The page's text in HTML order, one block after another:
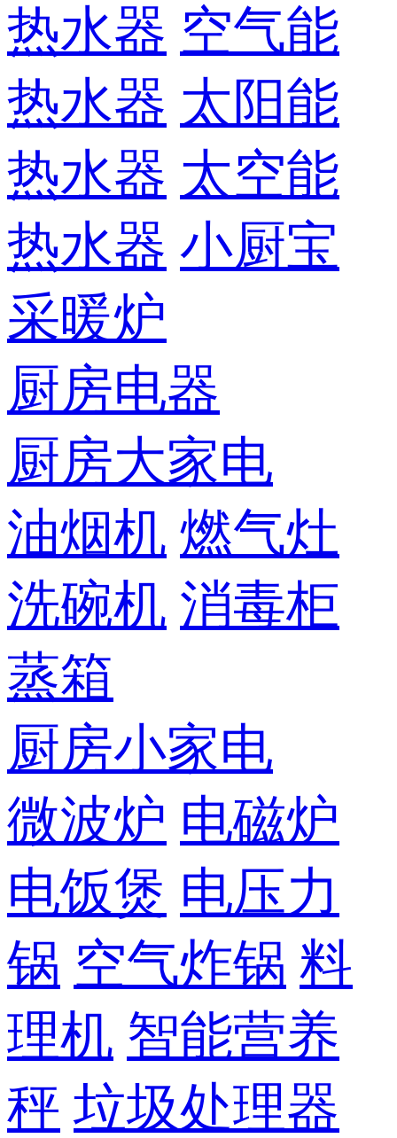
热水器 空气能
热水器 太阳能
热水器 太空能
热水器 小厨宝
采暖炉
厨房电器
厨房大家电
油烟机 燃气灶
洗碗机 消毒柜
蒸箱
厨房小家电
微波炉 电磁炉
电饭煲 电压力
锅 空气炸锅 料
理机 智能营养
秤 垃圾处理器